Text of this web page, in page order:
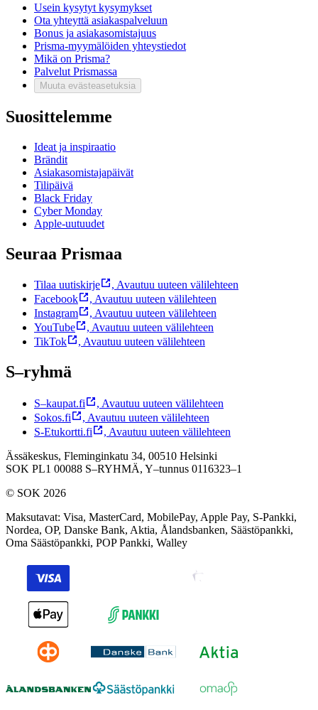
Usein kysytyt kysymykset
Ota yhteyttä asiakaspalveluun
Bonus ja asiakasomistajuus
Prisma-myymälöiden yhteystiedot
Mikä on Prisma?
Palvelut Prismassa
Muuta evästeasetuksia
Suosittelemme
Ideat ja inspiraatio
Brändit
Asiakasomistajapäivät
Tilipäivä
Black Friday
Cyber Monday
Apple-uutuudet
Seuraa Prismaa
Tilaa uutiskirje , Avautuu uuteen välilehteen
Facebook
, Avautuu uuteen välilehteen
Instagram
, Avautuu uuteen välilehteen
YouTube
, Avautuu uuteen välilehteen
TikTok
, Avautuu uuteen välilehteen
S–ryhmä
S–kaupat.fi , Avautuu uuteen välilehteen
Sokos.fi
, Avautuu uuteen välilehteen
S-Etukortti.fi
, Avautuu uuteen välilehteen
Ässäkeskus, Fleminginkatu 34, 00510 Helsinki
SOK PL1 00088 S–RYHMÄ, Y–tunnus 0116323–1
© SOK 2026
Maksutavat: Visa, MasterCard, MobilePay, Apple Pay, S-Pankki,
Nordea, OP, Danske Bank, Aktia, Ålandsbanken, Säästöpankki,
Oma Säästöpankki, POP Pankki, Walley